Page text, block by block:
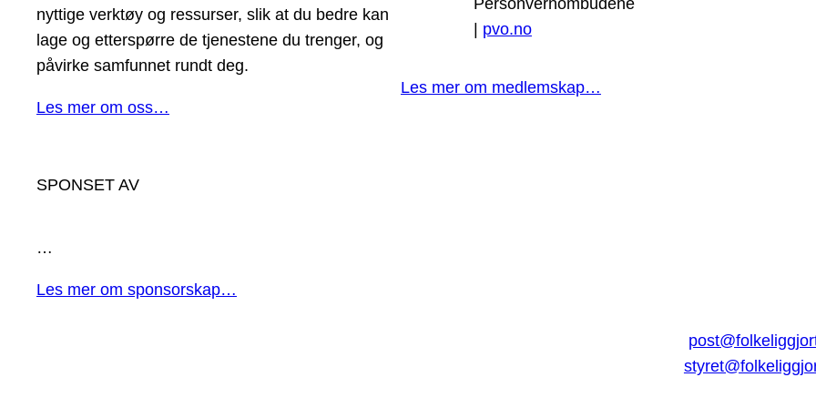
nyttige verktøy og ressurser, slik at du bedre kan
lage og etterspørre de tjenestene du trenger, og
påvirke samfunnet rundt deg.
Les mer om oss…
| pvo.no
Les mer om medlemskap…
SPONSET AV
…
Les mer om sponsorskap…